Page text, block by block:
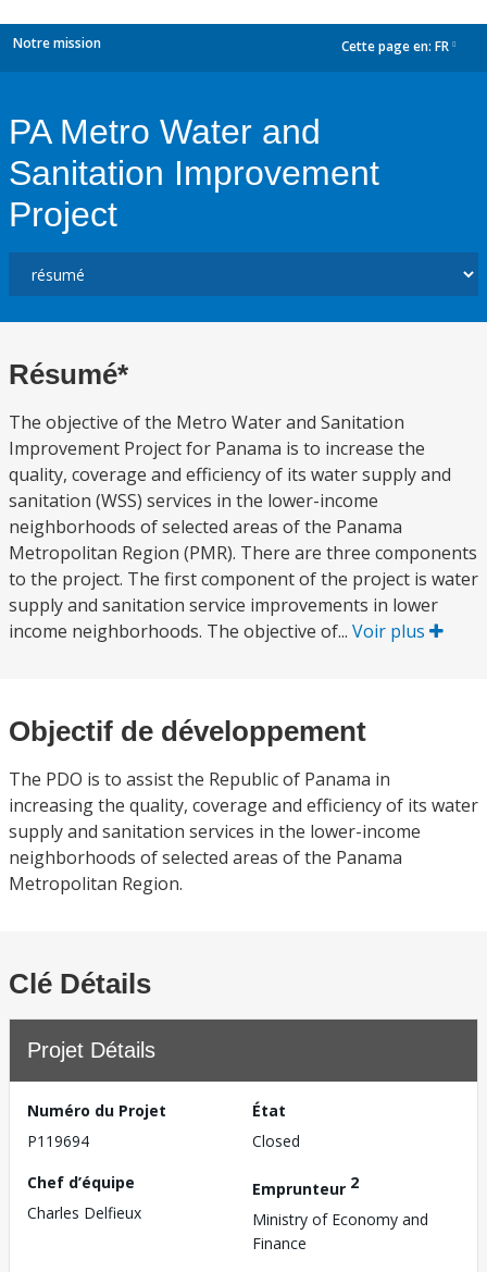
Notre mission Cette page en: FR
PA Metro Water and
Sanitation Improvement
Project
Résumé*
The objective of the Metro Water and Sanitation
Improvement Project for Panama is to increase the
quality, coverage and efficiency of its water supply and
sanitation (WSS) services in the lower-income
neighborhoods of selected areas of the Panama
Metropolitan Region (PMR). There are three components
to the project. The first component of the project is water
supply and sanitation service improvements in lower
income neighborhoods. The objective of... Voir plus
Objectif de développement
The PDO is to assist the Republic of Panama in
increasing the quality, coverage and efficiency of its water
supply and sanitation services in the lower-income
neighborhoods of selected areas of the Panama
Metropolitan Region.
Clé Détails
Projet Détails
Numéro du Projet
P119694
État
Closed
Chef d’équipe
Charles Delfieux
Emprunteur 2
Ministry of Economy and
Finance